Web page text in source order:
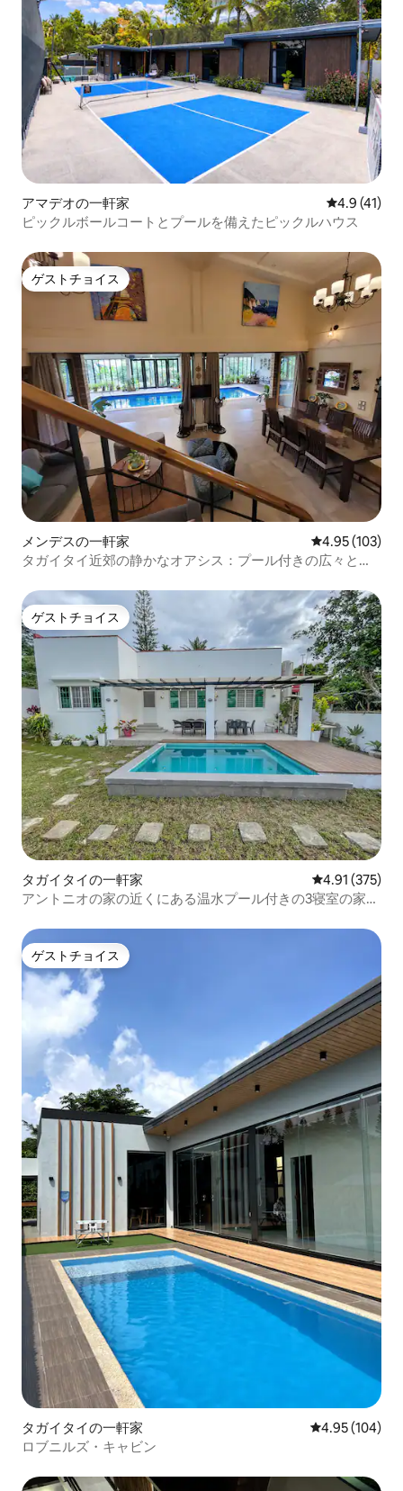
アマデオの一軒家 レビュー41
4.9 (41)
ピックルボールコートとプールを備えたピックルハウス
ゲストチョイス
ゲストチョイス
メンデスの一軒家 レビュー103
4.95 (103)
タガイタイ近郊の静かなオアシス：プール付きの広々とし
ゲストチョイス
ゲストチョイス
タガイタイの一軒家 レビュー375
4.91 (375)
アントニオの家の近くにある温水プール付きの3寝室の家
ゲストチョイス
ゲストチョイス
タガイタイの一軒家 レビュー104
4.95 (104)
ロブニルズ・キャビン